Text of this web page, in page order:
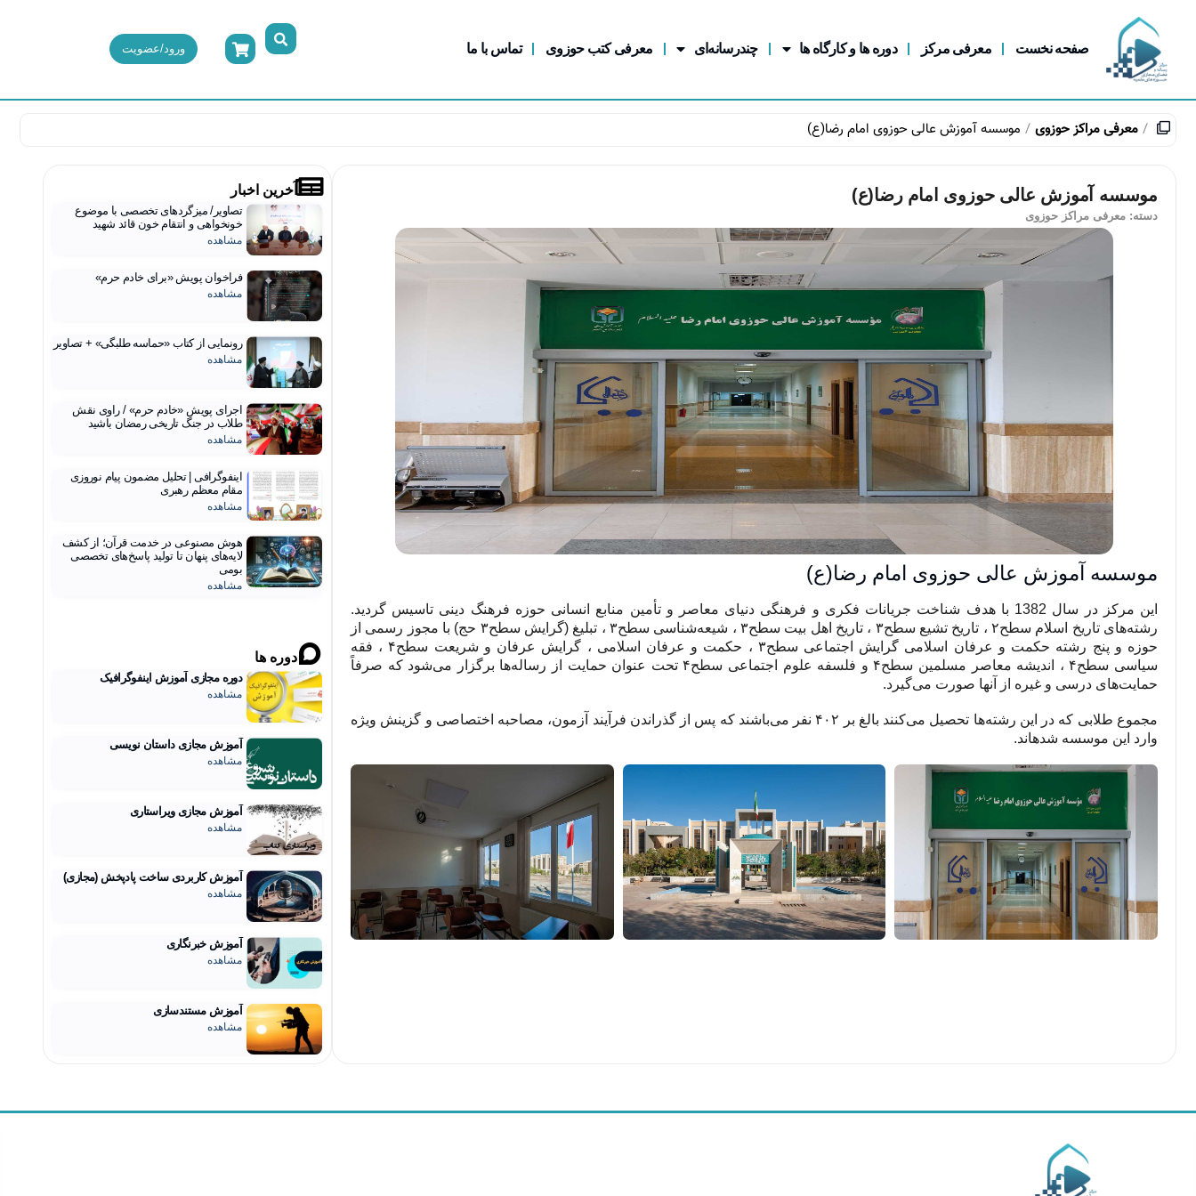
ورود/عضویت صفحه نخست معرفی مرکز دوره ها و کارگاه ها چندرسانه‌ای معرفی کتب حوزوی تماس با ما
معرفی مراکز حوزوی موسسه آموزش عالی حوزوی امام رضا(ع)
موسسه آموزش عالی حوزوی امام رضا(ع)
دسته: معرفی مراکز حوزوی
موسسه آموزش عالی حوزوی امام رضا(ع)
این مرکز در سال 1382 با هدف شناخت جریانات فکری و فرهنگی دنیای معاصر و تأمین منابع انسانی حوزه فرهنگ دینی تاسیس گردید.
رشته‌های تاریخ اسلام سطح۲ ، تاریخ تشیع سطح۳ ، تاریخ اهل بیت سطح۳ ، شیعه‌شناسی سطح۳ ، تبلیغ (گرایش سطح۳ حج) با مجوز رسمی از
حوزه و پنج رشته حکمت و عرفان اسلامی گرایش اجتماعی سطح۳ ، حکمت و عرفان اسلامی ، گرایش عرفان و شریعت سطح۴ ، فقه
سیاسی سطح۴ ، اندیشه معاصر مسلمین سطح۴ و فلسفه علوم اجتماعی سطح۴ تحت عنوان حمایت از رساله‌ها برگزار می‌شود که صرفاً
حمایت‌های درسی و غیره از آنها صورت می‌گیرد.
مجموع طلابی که در این رشته‌ها تحصیل می‌کنند بالغ بر ۴۰۲ نفر می‌باشند که پس از گذراندن فرآیند آزمون، مصاحبه اختصاصی و گزینش ویژه
وارد این موسسه شده­اند.
آخرین اخبار
تصاویر/ میزگردهای تخصصی با موضوع
خونخواهی و انتقام خون قائد شهید
مشاهده
فراخوان پویش «برای خادم حرم»
مشاهده
رونمایی از کتاب «حماسه طلبگی» + تصاویر
مشاهده
اجرای پویش «خادم حرم» / راوی نقش
طلاب در جنگ تاریخی رمضان باشید
مشاهده
اینفوگرافی | تحلیل مضمون پیام نوروزی
مقام معظم رهبری
مشاهده
هوش مصنوعی در خدمت قرآن؛ از کشف
لایه‌های پنهان تا تولید پاسخ‌های تخصصی
بومی
مشاهده
دوره ها
دوره مجازی آموزش اینفوگرافیک
مشاهده
آموزش مجازی داستان نویسی
مشاهده
آموزش مجازی ویراستاری
مشاهده
آموزش کاربردی ساخت پادپخش (مجازی)
مشاهده
آموزش خبرنگاری
مشاهده
آموزش مستندسازی
مشاهده